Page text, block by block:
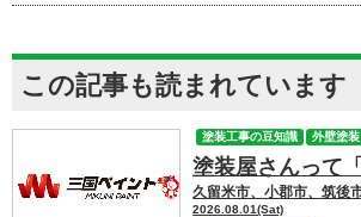
この記事も読まれています
2026.08.01(Sat)
塗装工事の豆知識 外壁塗装